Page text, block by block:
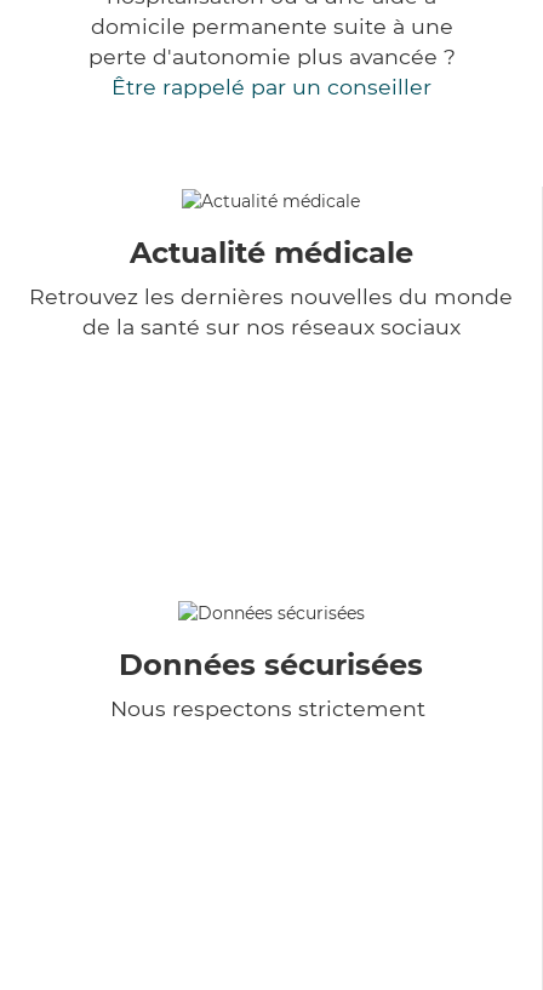
domicile permanente suite à une
perte d'autonomie plus avancée ?
Être rappelé par un conseiller
Actualité médicale
Retrouvez les dernières nouvelles du monde
de la santé sur nos réseaux sociaux
Données sécurisées
Nous respectons strictement